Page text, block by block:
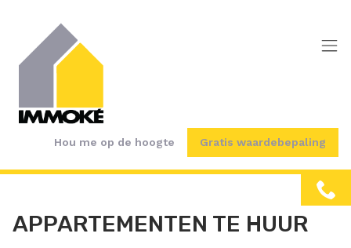
Hou me op de hoogte Gratis waardebepaling
APPARTEMENTEN TE HUUR